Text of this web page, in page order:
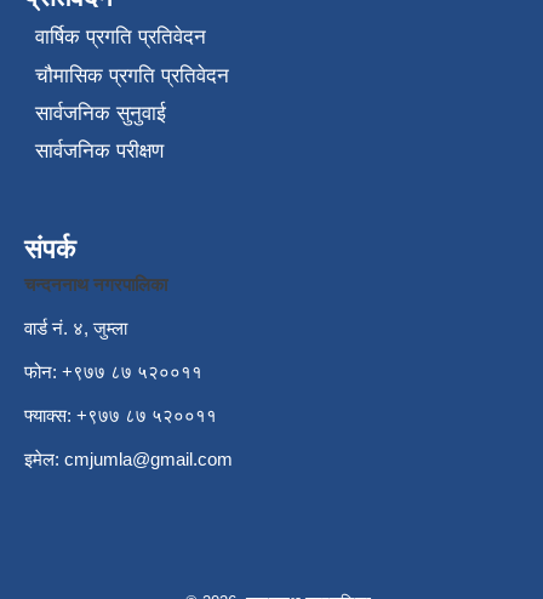
वार्षिक प्रगति प्रतिवेदन
चौमासिक प्रगति प्रतिवेदन
सार्वजनिक सुनुवाई
सार्वजनिक परीक्षण
संपर्क
चन्दननाथ नगरपालिका
वार्ड नं. ४, जुम्ला
फोन: +९७७ ८७ ५२००११
फ्याक्स: +९७७ ८७ ५२००११
इमेल: cmjumla@gmail.com